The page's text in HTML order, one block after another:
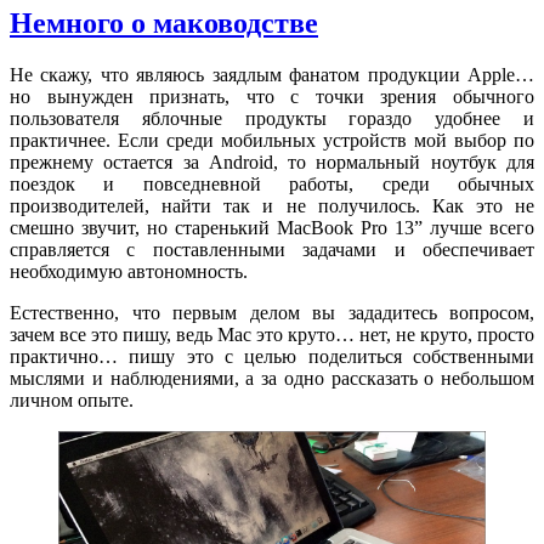
ТРАНСАЭРО»
Немного о маководстве
Не скажу, что являюсь заядлым фанатом продукции Apple…
но вынужден признать, что с точки зрения обычного
пользователя яблочные продукты гораздо удобнее и
практичнее. Если среди мобильных устройств мой выбор по
прежнему остается за Android, то нормальный ноутбук для
поездок и повседневной работы, среди обычных
производителей, найти так и не получилось. Как это не
смешно звучит, но старенький MacBook Pro 13” лучше всего
справляется с поставленными задачами и обеспечивает
необходимую автономность.
Естественно, что первым делом вы зададитесь вопросом,
зачем все это пишу, ведь Mac это круто… нет, не круто, просто
практично… пишу это с целью поделиться собственными
мыслями и наблюдениями, а за одно рассказать о небольшом
личном опыте.